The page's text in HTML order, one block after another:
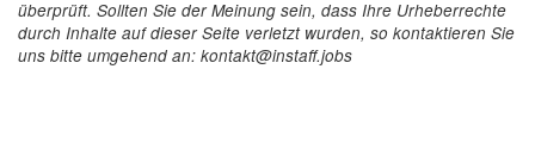
überprüft. Sollten Sie der Meinung sein, dass Ihre Urheberrechte
durch Inhalte auf dieser Seite verletzt wurden, so kontaktieren Sie
uns bitte umgehend an: kontakt@instaff.jobs